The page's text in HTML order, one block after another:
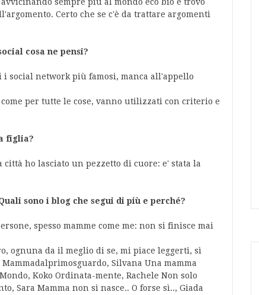
Certo che se c'è da trattare argomenti
cosa ne pensi?
social network più famosi, manca all'appello
per tutte le cose, vanno utilizzati con criterio e
figlia?
ho lasciato un pezzetto di cuore: e' stata la
sono i blog che segui di più e perché?
spesso mamme come me: non si finisce mai
ognuna da il meglio di se, mi piace leggerti, sì
Silvana Una mamma
Koko Ordinata-mente, Rachele Non solo
Sara Mamma non si nasce.. O forse sì.., Giada